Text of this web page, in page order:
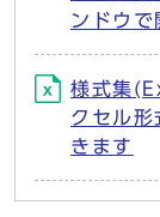
ンドウで
様式集
クセル
きます